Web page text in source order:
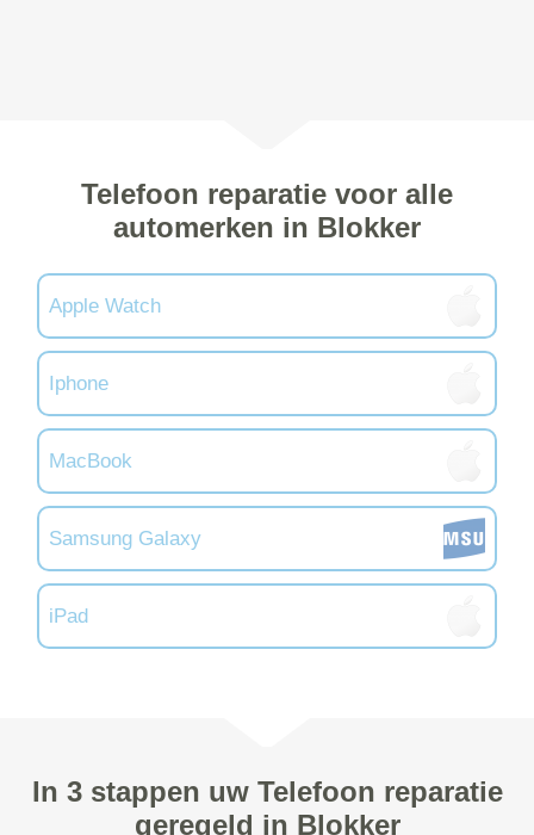
Telefoon reparatie voor alle
automerken in Blokker
Apple Watch
Iphone
MacBook
Samsung Galaxy
iPad
In 3 stappen uw Telefoon reparatie
geregeld in Blokker